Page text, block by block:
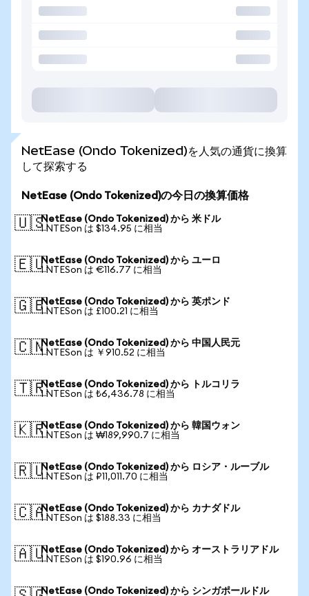
NetEase (Ondo Tokenized)を人気の通貨に換算
して探索する
NetEase (Ondo Tokenized)の今日の換算価格
🇺🇸NetEase (Ondo Tokenized) から 米ドル
1 NTESon は $134.95 に相当
🇪🇺NetEase (Ondo Tokenized) から ユーロ
1 NTESon は €116.77 に相当
🇬🇧NetEase (Ondo Tokenized) から 英ポンド
1 NTESon は £100.21 に相当
🇨🇳NetEase (Ondo Tokenized) から 中国人民元
1 NTESon は ￥910.52 に相当
🇹🇷NetEase (Ondo Tokenized) から トルコリラ
1 NTESon は ₺6,436.78 に相当
🇰🇷NetEase (Ondo Tokenized) から 韓国ウォン
1 NTESon は ₩189,990.7 に相当
🇷🇺NetEase (Ondo Tokenized) から ロシア・ルーブル
1 NTESon は ₽11,011.70 に相当
🇨🇦NetEase (Ondo Tokenized) から カナダドル
1 NTESon は $188.33 に相当
🇦🇺NetEase (Ondo Tokenized) から オーストラリアドル
1 NTESon は $190.96 に相当
NetEase (Ondo Tokenized) から シンガポールドル